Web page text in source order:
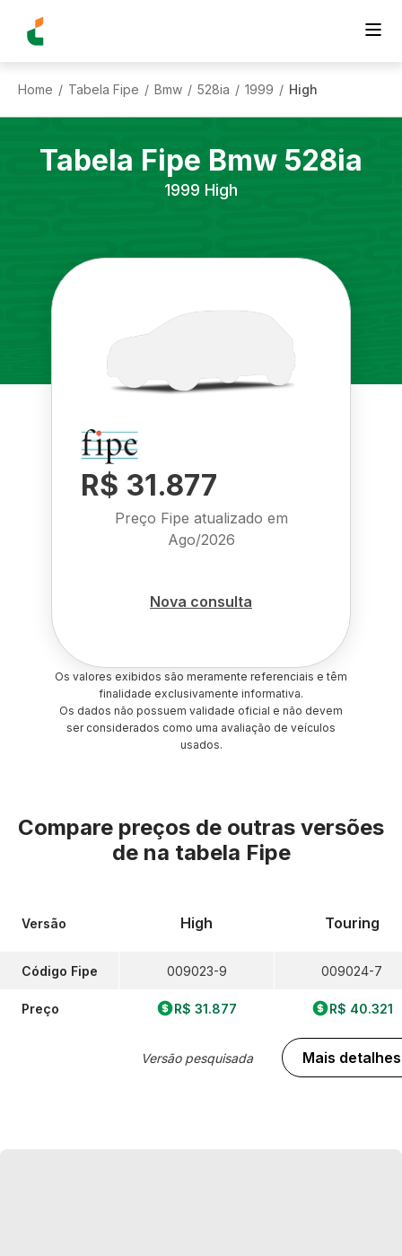
Home / Tabela Fipe / Bmw / 528ia / 1999 / High
Tabela Fipe Bmw 528ia
1999 High
R$ 31.877
Preço Fipe atualizado em
Ago/2026
Nova consulta
Os valores exibidos são meramente referenciais e têm
finalidade exclusivamente informativa.
Os dados não possuem validade oficial e não devem
ser considerados como uma avaliação de veículos
usados.
Compare preços de outras versões
de na tabela Fipe
Versão
Código Fipe
Preço
High
009023-9
R$ 31.877
Versão pesquisada
Touring
009024-7
R$ 40.321
Mais detalhes